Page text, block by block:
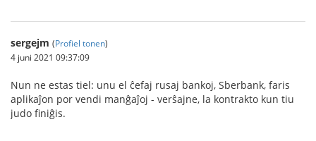
sergejm (Profiel tonen)
4 juni 2021 09:37:09
Nun ne estas tiel: unu el ĉefaj rusaj bankoj, Sberbank, faris
aplikaĵon por vendi manĝaĵoj - verŝajne, la kontrakto kun tiu
judo finiĝis.